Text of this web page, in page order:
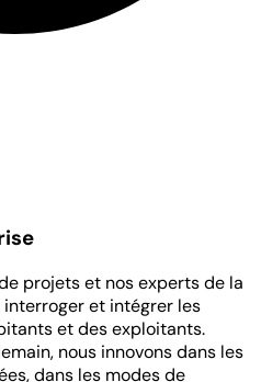
projets et nos experts de la
et intégrer les
et des exploitants.
nous innovons dans les
dans les modes de